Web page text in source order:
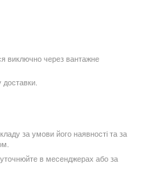
виключно через вантажне
доставки.
за умови його наявності та за
в месенджерах або за